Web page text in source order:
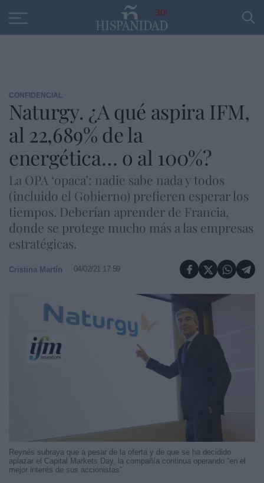
30
CONFIDENCIAL
Naturgy. ¿A qué aspira IFM,
al 22,689% de la
energética… o al 100%?
La OPA ‘opaca’: nadie sabe nada y todos
(incluido el Gobierno) prefieren esperar los
tiempos. Deberían aprender de Francia,
donde se protege mucho más a las empresas
estratégicas.
Cristina Martín 04/02/21 17:59
Reynés subraya que a pesar de la oferta y de que se ha decidido
aplazar el Capital Markets Day, la compañía continua operando “en el
mejor interés de sus accionistas”